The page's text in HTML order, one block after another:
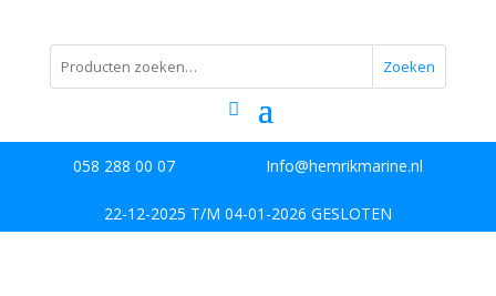
Zoeken
058 288 00 07 Info@hemrikmarine.nl
22-12-2025 T/M 04-01-2026 GESLOTEN